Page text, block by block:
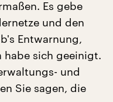
Es gebe
und den
Entwarnung,
habe sich geeinigt.
und
Sie sagen, die